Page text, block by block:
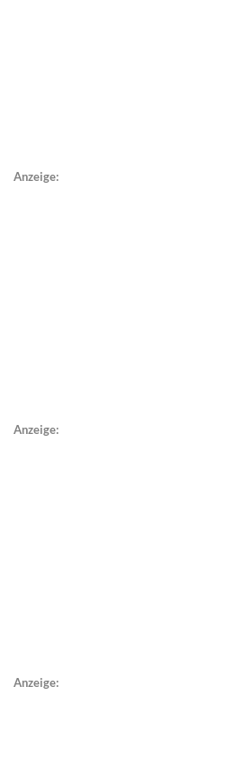
Anzeige:
Anzeige:
Anzeige: